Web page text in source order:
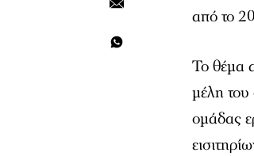
από το
Το θέμα
μέλη
ομάδας